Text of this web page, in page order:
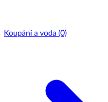
Koupání a voda (0)